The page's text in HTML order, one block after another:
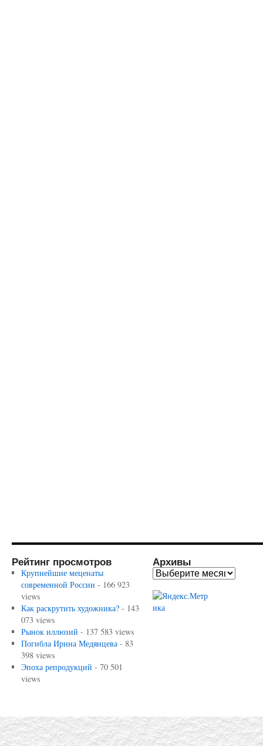
Рейтинг просмотров
Крупнейшие меценаты
современной России - 166 923
views
Как раскрутить художника?- 143
073 views
Рынок иллюзий - 137 583 views
Погибла Ирина Медянцева- 83
398 views
Эпоха репродукций - 70 501
views
Архивы